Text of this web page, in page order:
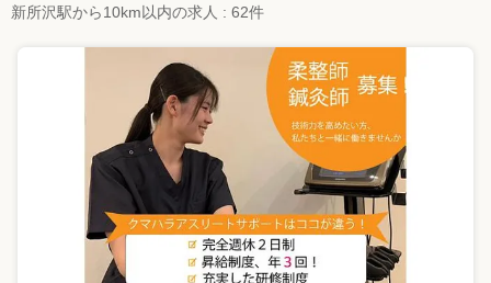
新所沢駅から10km以内の求人 : 62件